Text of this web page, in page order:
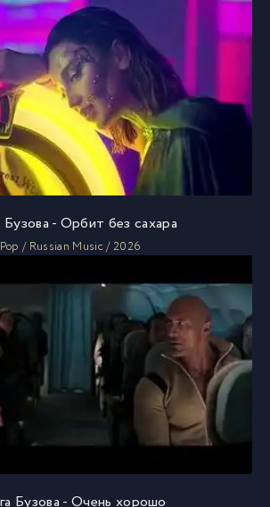
Бузова - Орбит без сахара
Pop / Russian Music / 2026
Бузова - Очень хорошо